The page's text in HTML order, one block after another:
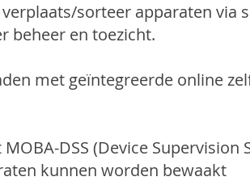
sorteer apparaten via
beheer en toezicht.
met geïntegreerde online
DSS (Device Supervision
kunnen worden bewaakt